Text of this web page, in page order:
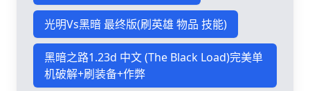
光明Vs黑暗 最终版(刷英雄 物品 技能)
黑暗之路1.23d 中文 (The Black Load)完美单
机破解+刷装备+作弊